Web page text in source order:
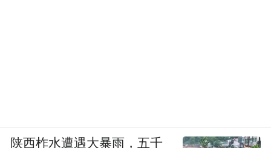
陕西柞水遭遇大暴雨，五千